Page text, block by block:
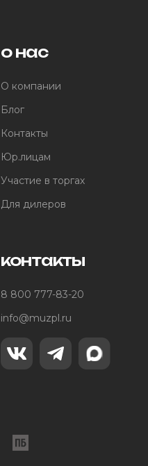
о нас
О компании
Блог
Контакты
Юр.лицам
Участие в торгах
Для дилеров
контакты
8 800 777-83-20
info@muzpl.ru